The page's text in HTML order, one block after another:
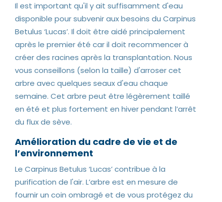
Il est important qu'il y ait suffisamment d'eau
disponible pour subvenir aux besoins du Carpinus
Betulus ‘Lucas’. Il doit être aidé principalement
après le premier été car il doit recommencer à
créer des racines après la transplantation. Nous
vous conseillons (selon la taille) d'arroser cet
arbre avec quelques seaux d'eau chaque
semaine. Cet arbre peut être légèrement taillé
en été et plus fortement en hiver pendant l’arrêt
du flux de sève.
Amélioration du cadre de vie et de
l’environnement
Le Carpinus Betulus ‘Lucas’ contribue à la
purification de l'air. L’arbre est en mesure de
fournir un coin ombragé et de vous protégez du